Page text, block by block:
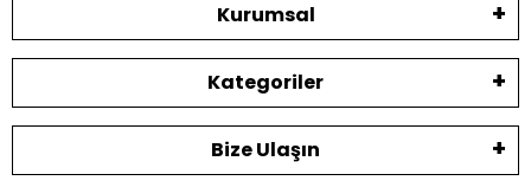
Kurumsal
Kategoriler
Bize Ulaşın